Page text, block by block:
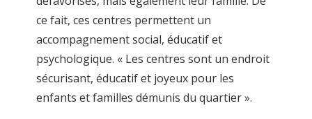
ce fait, ces centres permettent un
accompagnement social, éducatif et
psychologique. « Les centres sont un endroit
sécurisant, éducatif et joyeux pour les
enfants et familles démunis du quartier ».